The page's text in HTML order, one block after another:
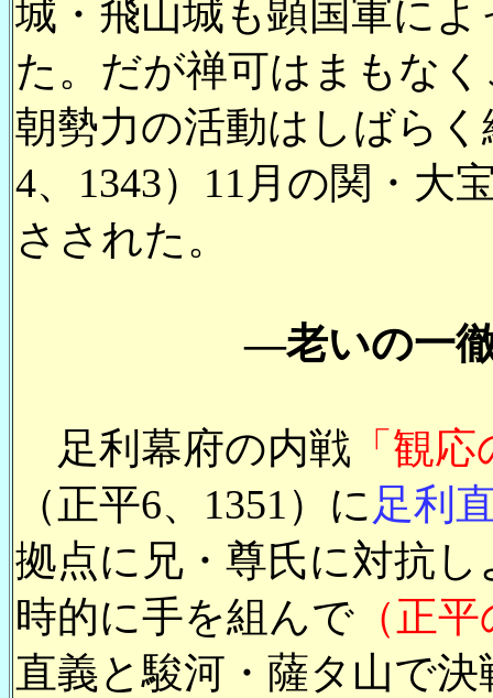
城・飛山城も顕国軍に
た。だが禅可はまもな
朝勢力の活動はしばら
4、1343）11月の関・大
さされた。
―老いの一
足利幕府の内戦 「観
（正平6、1351）に足利
拠点に兄・尊氏に対抗
時的に手を組んで （正
直義と駿河・薩タ山で